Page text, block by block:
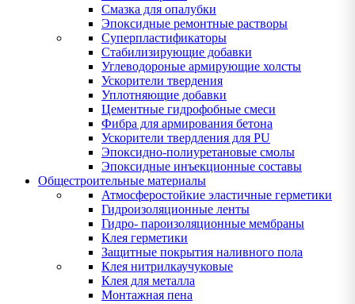
Смазка для опалубки
Эпоксидные ремонтные растворы
Суперпластификаторы
Стабилизирующие добавки
Углеводороные армирующие холсты
Ускорители твердения
Уплотняющие добавки
Цементные гидрофобные смеси
Фибра для армирования бетона
Ускорители твердления для PU
Эпоксидно-полиуретановые смолы
Эпоксидные инъекционные составы
Общестроительные материалы
Атмосферостойкие эластичные герметики
Гидроизоляционные ленты
Гидро- пароизоляционные мембраны
Клея герметики
Защитные покрытия наливного пола
Клея нитрилкаучуковые
Клея для металла
Монтажная пена